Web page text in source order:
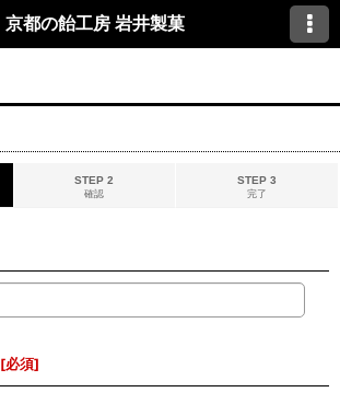
京都の飴工房 岩井製菓
STEP 2
確認
STEP 3
完了
[必須]